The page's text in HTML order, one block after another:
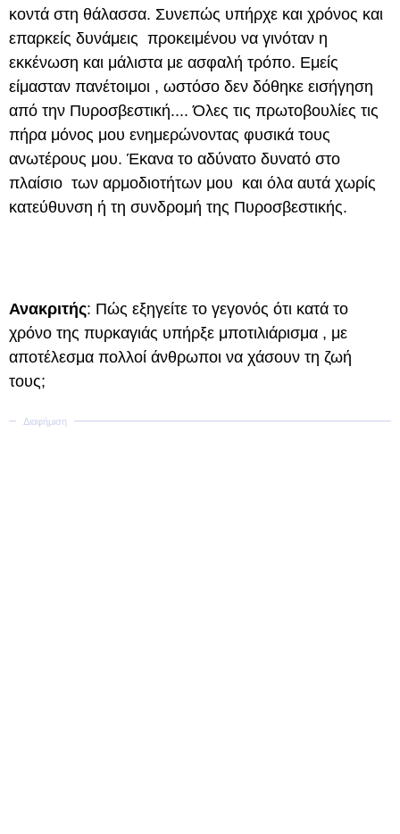
κοντά στη θάλασσα. Συνεπώς υπήρχε και χρόνος και
επαρκείς δυνάμεις προκειμένου να γινόταν η
εκκένωση και μάλιστα με ασφαλή τρόπο. Εμείς
είμασταν πανέτοιμοι , ωστόσο δεν δόθηκε εισήγηση
από την Πυροσβεστική.... Όλες τις πρωτοβουλίες τις
πήρα μόνος μου ενημερώνοντας φυσικά τους
ανωτέρους μου. Έκανα το αδύνατο δυνατό στο
πλαίσιο των αρμοδιοτήτων μου και όλα αυτά χωρίς
κατεύθυνση ή τη συνδρομή της Πυροσβεστικής.
Ανακριτής: Πώς εξηγείτε το γεγονός ότι κατά το
χρόνο της πυρκαγιάς υπήρξε μποτιλιάρισμα , με
αποτέλεσμα πολλοί άνθρωποι να χάσουν τη ζωή
τους;